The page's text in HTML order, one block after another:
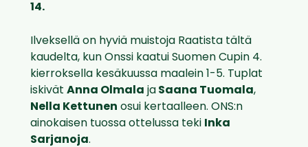
14.
Ilveksellä on hyviä muistoja Raatista tältä
kaudelta, kun Onssi kaatui Suomen Cupin 4.
kierroksella kesäkuussa maalein 1-5. Tuplat
iskivät Anna Olmala ja Saana Tuomala,
Nella Kettunen osui kertaalleen. ONS:n
ainokaisen tuossa ottelussa teki Inka
Sarjanoja.